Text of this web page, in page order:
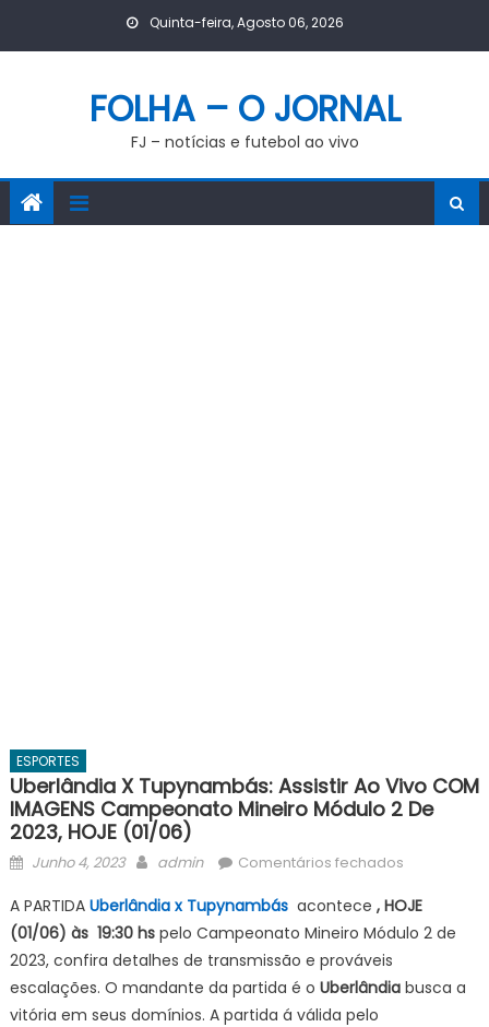
Quinta-feira, Agosto 06, 2026
FOLHA – O JORNAL
FJ – notícias e futebol ao vivo
ESPORTES
Uberlândia X Tupynambás: Assistir Ao Vivo COM
IMAGENS Campeonato Mineiro Módulo 2 De
2023, HOJE (01/06)
Posted
Junho 4, 2023 Author
admin Comentários fechadosem
x
ao
A PARTIDAUberlândia x Tupynambás acontece , HOJE
(01/06) às 19:30 hspelo Campeonato Mineiro Módulo 2 de
2023, confira detalhes de transmissão e prováveis
escalações. O mandante da partida é o Uberlândia busca a
vitória em seus domínios. A partida á válida pelo